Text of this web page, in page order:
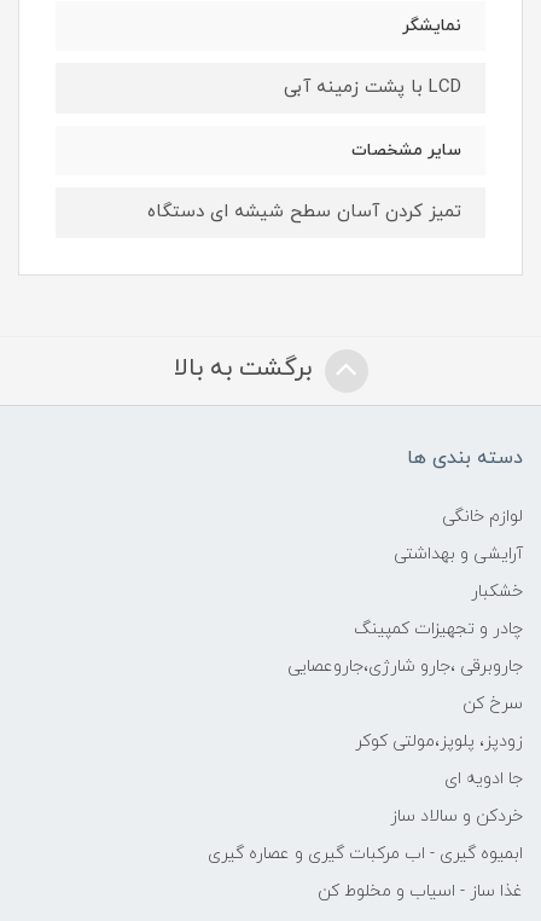
نمایشگر
LCD با پشت زمینه آبی
سایر مشخصات
تمیز کردن آسان سطح شیشه ای دستگاه
برگشت به بالا
دسته بندی ها
لوازم خانگی
آرایشی و بهداشتی
خشکبار
چادر و تجهیزات کمپینگ
جاروبرقی ،جارو شارژی،جاروعصایی
سرخ کن
زودپز، پلوپز،مولتی کوکر
جا ادویه ای
خردکن و سالاد ساز
ابمیوه گیری - اب مرکبات گیری و عصاره گیری
غذا ساز - اسیاب و مخلوط کن